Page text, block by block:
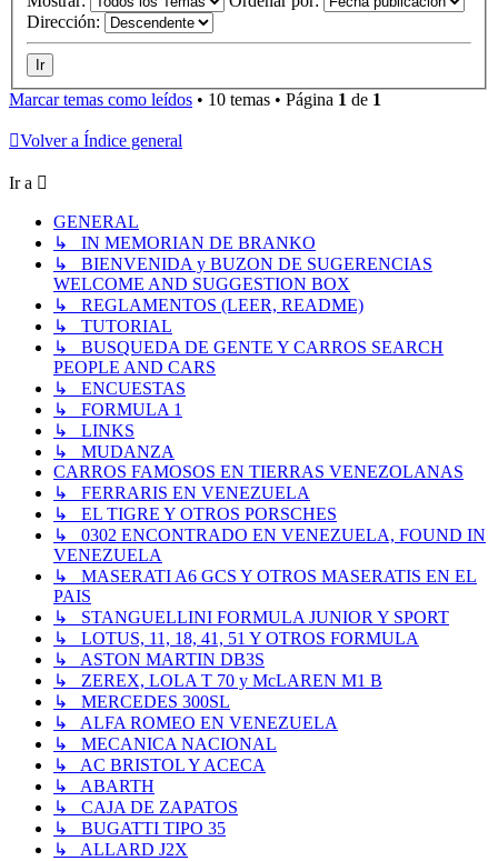
Dirección:
Marcar temas como leídos • 10 temas • Página 1 de 1
Volver a Índice general
Ir a
GENERAL
↳ IN MEMORIAN DE BRANKO
↳ BIENVENIDA y BUZON DE SUGERENCIAS
WELCOME AND SUGGESTION BOX
↳ REGLAMENTOS (LEER, README)
↳ TUTORIAL
↳ BUSQUEDA DE GENTE Y CARROS SEARCH
PEOPLE AND CARS
↳ ENCUESTAS
↳ FORMULA 1
↳ LINKS
↳ MUDANZA
CARROS FAMOSOS EN TIERRAS VENEZOLANAS
↳ FERRARIS EN VENEZUELA
↳ EL TIGRE Y OTROS PORSCHES
↳ 0302 ENCONTRADO EN VENEZUELA, FOUND IN
VENEZUELA
↳ MASERATI A6 GCS Y OTROS MASERATIS EN EL
PAIS
↳ STANGUELLINI FORMULA JUNIOR Y SPORT
↳ LOTUS, 11, 18, 41, 51 Y OTROS FORMULA
↳ ASTON MARTIN DB3S
↳ ZEREX, LOLA T 70 y McLAREN M1 B
↳ MERCEDES 300SL
↳ ALFA ROMEO EN VENEZUELA
↳ MECANICA NACIONAL
↳ AC BRISTOL Y ACECA
↳ ABARTH
↳ CAJA DE ZAPATOS
↳ BUGATTI TIPO 35
↳ ALLARD J2X